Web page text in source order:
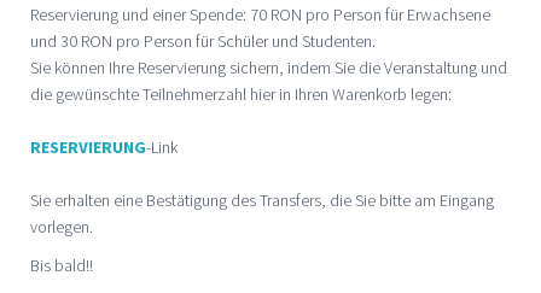
Reservierung und einer Spende: 70 RON pro Person für Erwachsene
und 30 RON pro Person für Schüler und Studenten.
Sie können Ihre Reservierung sichern, indem Sie die Veranstaltung und
die gewünschte Teilnehmerzahl hier in Ihren Warenkorb legen:
RESERVIERUNG-Link
Sie erhalten eine Bestätigung des Transfers, die Sie bitte am Eingang
vorlegen.
Bis bald!!